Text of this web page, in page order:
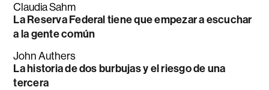
Claudia Sahm
La Reserva Federal tiene que empezar a escuchar
a la gente común
John Authers
La historia de dos burbujas y el riesgo de una
tercera